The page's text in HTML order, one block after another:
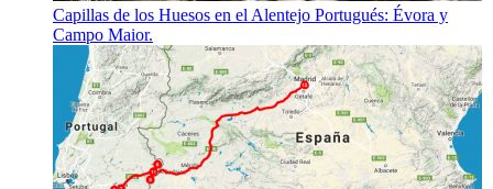
Capillas de los Huesos en el Alentejo Portugués: Évora y
Campo Maior.